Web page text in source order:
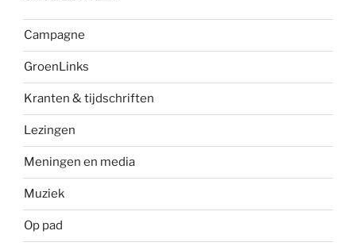
Campagne
GroenLinks
Kranten & tijdschriften
Lezingen
Meningen en media
Muziek
Op pad